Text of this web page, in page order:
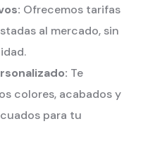
Ofrecemos tarifas
al mercado, sin
Te
colores, acabados y
para tu